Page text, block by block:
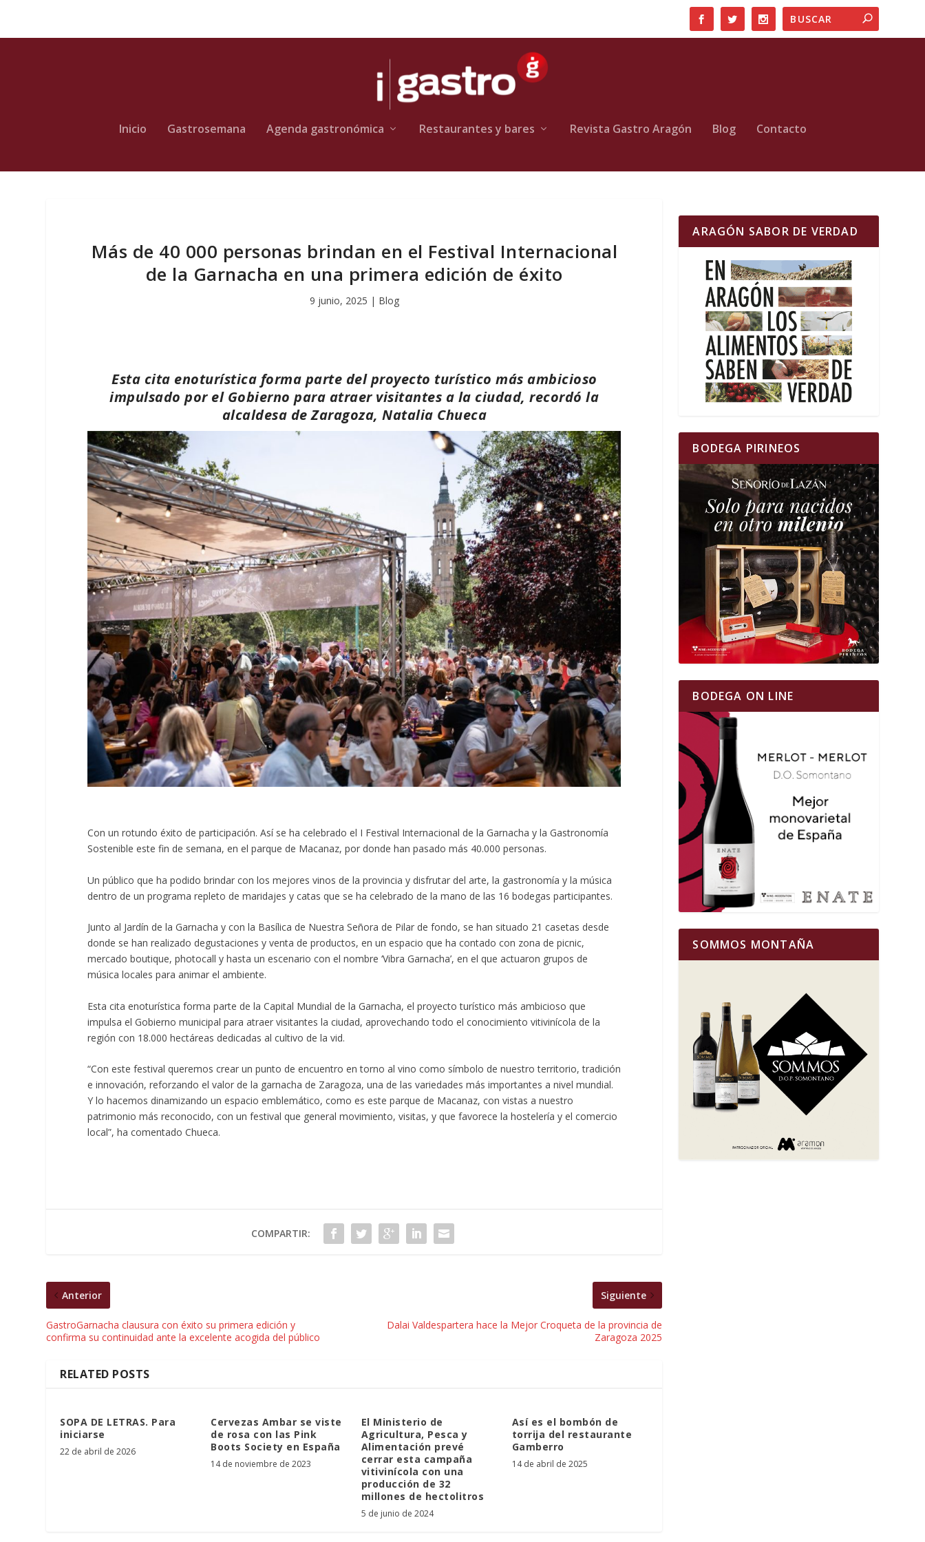
Inicio Gastrosemana Agenda gastronómica Restaurantes y bares Revista Gastro Aragón Blog Contacto
Más de 40 000 personas brindan en el Festival Internacional
de la Garnacha en una primera edición de éxito
9 junio, 2025 | Blog
Esta cita enoturística forma parte del proyecto turístico más ambicioso
impulsado por el Gobierno para atraer visitantes a la ciudad, recordó la
alcaldesa de Zaragoza, Natalia Chueca
Con un rotundo éxito de participación. Así se ha celebrado el I Festival Internacional de la Garnacha y la Gastronomía
Sostenible este fin de semana, en el parque de Macanaz, por donde han pasado más 40.000 personas.
Un público que ha podido brindar con los mejores vinos de la provincia y disfrutar del arte, la gastronomía y la música
dentro de un programa repleto de maridajes y catas que se ha celebrado de la mano de las 16 bodegas participantes.
Junto al Jardín de la Garnacha y con la Basílica de Nuestra Señora de Pilar de fondo, se han situado 21 casetas desde
donde se han realizado degustaciones y venta de productos, en un espacio que ha contado con zona de picnic,
mercado boutique, photocall y hasta un escenario con el nombre ‘Vibra Garnacha’, en el que actuaron grupos de
música locales para animar el ambiente.
Esta cita enoturística forma parte de la Capital Mundial de la Garnacha, el proyecto turístico más ambicioso que
impulsa el Gobierno municipal para atraer visitantes la ciudad, aprovechando todo el conocimiento vitivinícola de la
región con 18.000 hectáreas dedicadas al cultivo de la vid.
“Con este festival queremos crear un punto de encuentro en torno al vino como símbolo de nuestro territorio, tradición
e innovación, reforzando el valor de la garnacha de Zaragoza, una de las variedades más importantes a nivel mundial.
Y lo hacemos dinamizando un espacio emblemático, como es este parque de Macanaz, con vistas a nuestro
patrimonio más reconocido, con un festival que general movimiento, visitas, y que favorece la hostelería y el comercio
local”, ha comentado Chueca.
COMPARTIR:
Anterior
GastroGarnacha clausura con éxito su primera edición y
confirma su continuidad ante la excelente acogida del público
Siguiente
Dalai Valdespartera hace la Mejor Croqueta de la provincia de
Zaragoza 2025
RELATED POSTS
SOPA DE LETRAS. Para
iniciarse
22 de abril de 2026
Cervezas Ambar se viste
de rosa con las Pink
Boots Society en España
14 de noviembre de 2023
El Ministerio de
Agricultura, Pesca y
Alimentación prevé
cerrar esta campaña
vitivinícola con una
producción de 32
millones de hectolitros
5 de junio de 2024
Así es el bombón de
torrija del restaurante
Gamberro
14 de abril de 2025
ARAGÓN SABOR DE VERDAD
BODEGA PIRINEOS
BODEGA ON LINE
SOMMOS MONTAÑA